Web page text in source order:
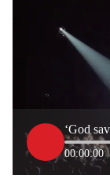
00:00:00